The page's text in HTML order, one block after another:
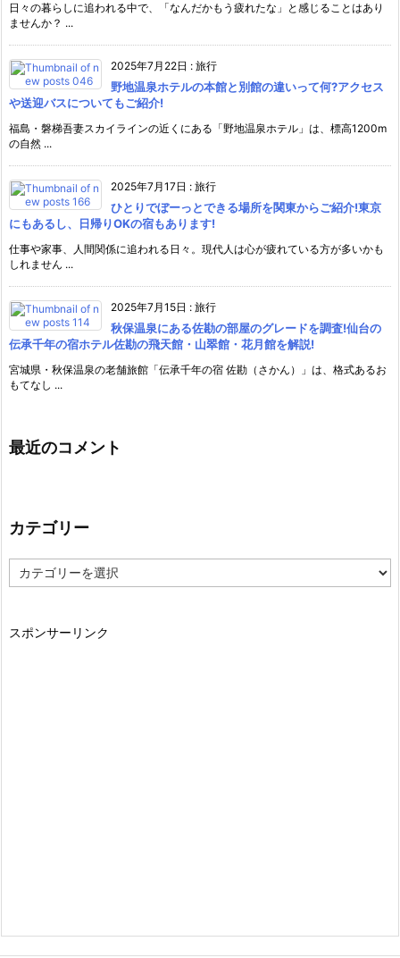
日々の暮らしに追われる中で、「なんだかもう疲れたな」と感じることはあり
ませんか？ ...
2025年7月22日 : 旅行
野地温泉ホテルの本館と別館の違いって何?アクセス
や送迎バスについてもご紹介!
福島・磐梯吾妻スカイラインの近くにある「野地温泉ホテル」は、標高1200m
の自然 ...
2025年7月17日 : 旅行
ひとりでぼーっとできる場所を関東からご紹介!東京
にもあるし、日帰りOKの宿もあります!
仕事や家事、人間関係に追われる日々。現代人は心が疲れている方が多いかも
しれません ...
2025年7月15日 : 旅行
秋保温泉にある佐勘の部屋のグレードを調査!仙台の
伝承千年の宿ホテル佐勘の飛天館・山翠館・花月館を解説!
宮城県・秋保温泉の老舗旅館「伝承千年の宿 佐勘（さかん）」は、格式あるお
もてなし ...
最近のコメント
カテゴリー
テ
ー
スポンサーリンク